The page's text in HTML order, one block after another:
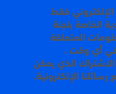
فقط
الخاصة بلجنة
المتعلقة
أي وقت ،
الذي يمكن
الإلكترونية.